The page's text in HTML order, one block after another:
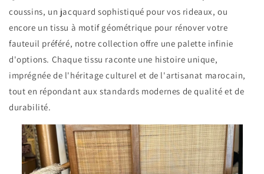
coussins, un jacquard sophistiqué pour vos rideaux, ou
encore un tissu à motif géométrique pour rénover votre
fauteuil préféré, notre collection offre une palette infinie
d'options. Chaque tissu raconte une histoire unique,
imprégnée de l'héritage culturel et de l'artisanat marocain,
tout en répondant aux standards modernes de qualité et de
durabilité.